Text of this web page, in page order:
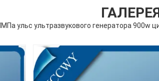
ульс ультразвукового генератора 900w